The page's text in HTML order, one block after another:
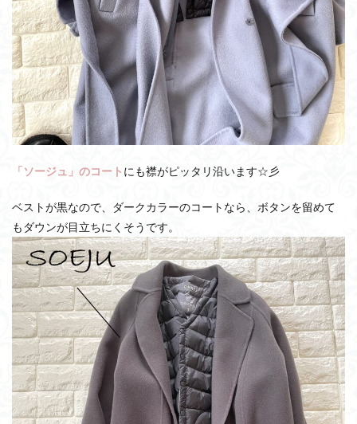
「ソージュ」のコート にも襟がピッタリ沿います☆彡
ベストが黒なので、ダークカラーのコートなら、ボタンを留めて
もダウンが目立ちにくそうです。